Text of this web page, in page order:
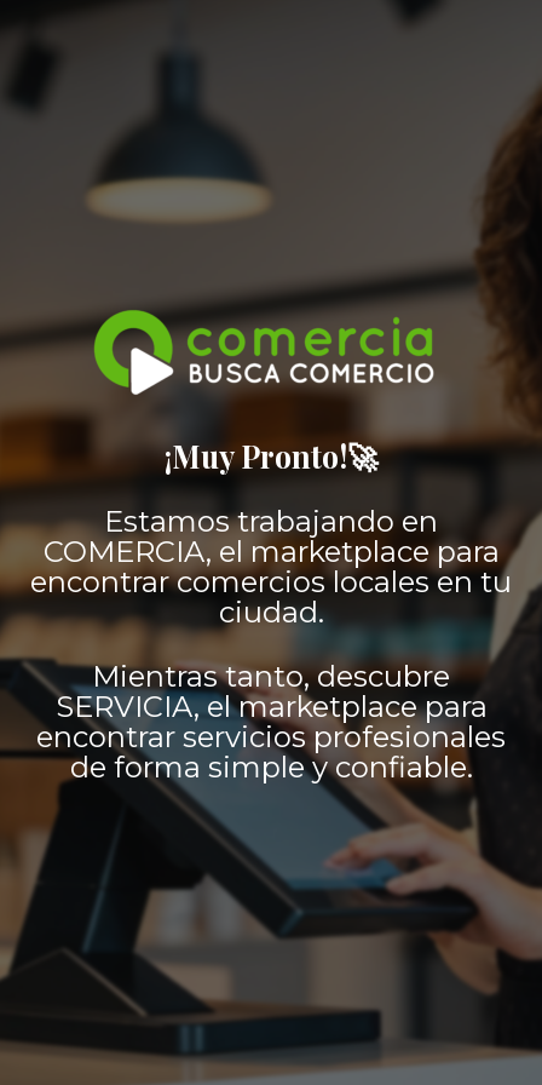
¡Muy Pronto!🚀
Estamos trabajando en
COMERCIA, el marketplace para
encontrar comercios locales en tu
ciudad.
Mientras tanto, descubre
SERVICIA, el marketplace para
encontrar servicios profesionales
de forma simple y confiable.